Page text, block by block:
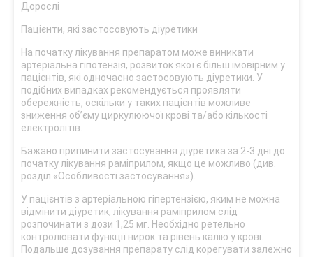
Дорослі
Пацієнти, які застосовують діуретики
На початку лікування препаратом може виникати
артеріальна гіпотензія, розвиток якої є більш імовірним у
пацієнтів, які одночасно застосовують діуретики. У
подібних випадках рекомендується проявляти
обережність, оскільки у таких пацієнтів можливе
зниження об’єму циркулюючої крові та/або кількості
електролітів.
Бажано припинити застосування діуретика за 2-3 дні до
початку лікування раміприлом, якщо це можливо (див.
розділ «Особливості застосування»).
У пацієнтів з артеріальною гіпертензією, яким не можна
відмінити діуретик, лікування раміприлом слід
розпочинати з дози 1,25 мг. Необхідно ретельно
контролювати функції нирок та рівень калію у крові.
Подальше дозування препарату слід корегувати залежно